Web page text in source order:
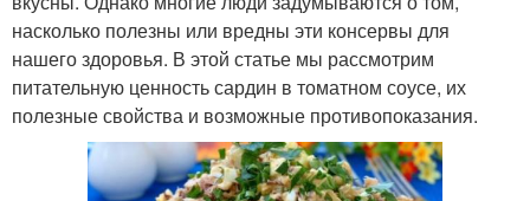
насколько полезны или вредны эти консервы для
нашего здоровья. В этой статье мы рассмотрим
питательную ценность сардин в томатном соусе, их
полезные свойства и возможные противопоказания.